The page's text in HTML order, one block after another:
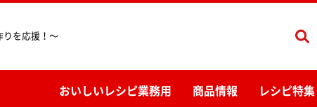
りを応援！〜
おいしいレシピ業務用 商品情報 レシピ特集